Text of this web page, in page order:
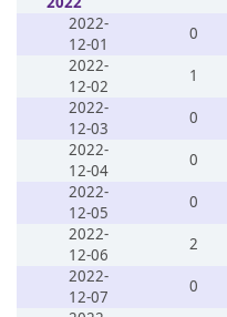
2022-
12-01
0
2022-
12-02
1
2022-
12-03
0
2022-
12-04
0
2022-
12-05
0
2022-
12-06
2
2022-
12-07
0